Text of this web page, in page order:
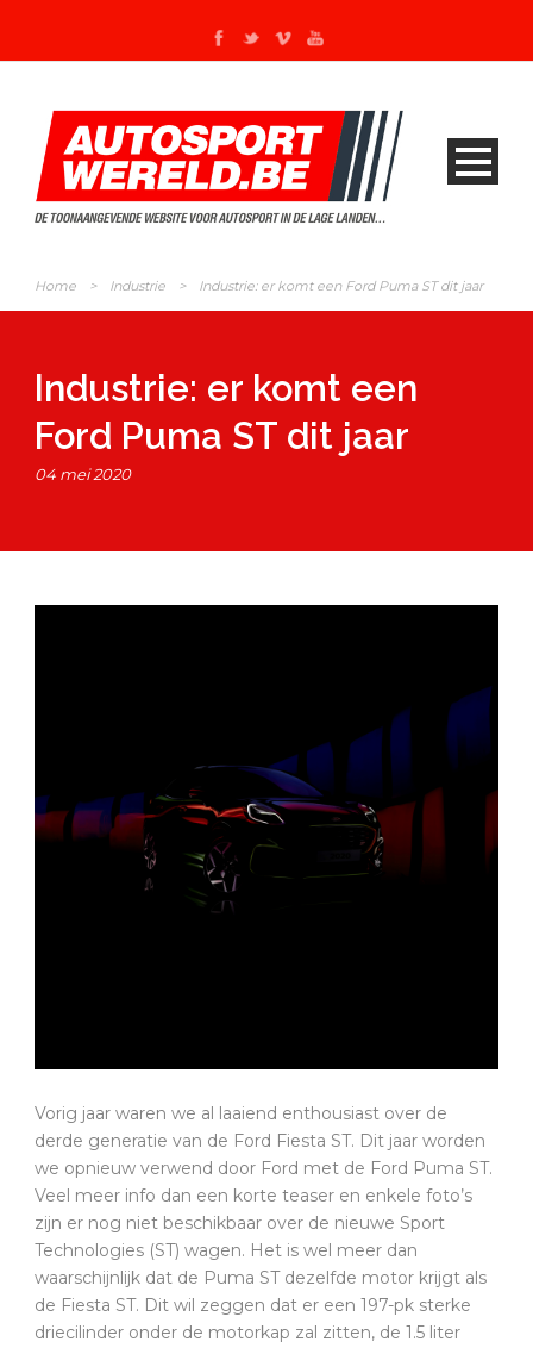
Home > Industrie > Industrie: er komt een Ford Puma ST dit jaar
Industrie: er komt een
Ford Puma ST dit jaar
04 mei 2020
Vorig jaar waren we al laaiend enthousiast over de
derde generatie van de Ford Fiesta ST. Dit jaar worden
we opnieuw verwend door Ford met de Ford Puma ST.
Veel meer info dan een korte teaser en enkele foto’s
zijn er nog niet beschikbaar over de nieuwe Sport
Technologies (ST) wagen. Het is wel meer dan
waarschijnlijk dat de Puma ST dezelfde motor krijgt als
de Fiesta ST. Dit wil zeggen dat er een 197-pk sterke
driecilinder onder de motorkap zal zitten, de 1.5 liter